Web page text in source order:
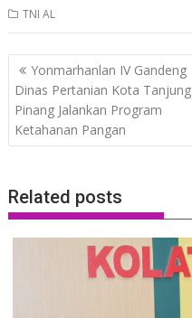
TNI AL
Post
navigation
Yonmarhanlan IV Gandeng
Dinas Pertanian Kota Tanjung
Pinang Jalankan Program
Ketahanan Pangan
Related posts